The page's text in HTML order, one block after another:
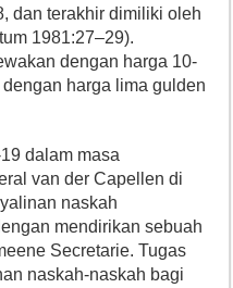
dan terakhir dimiliki oleh
1981:27–29).
dengan harga 10-
harga lima gulden
dalam masa
van der Capellen di
naskah
mendirikan sebuah
Secretarie. Tugas
naskah-naskah bagi